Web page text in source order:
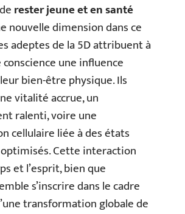
rester jeune et en santé
nouvelle dimension dans ce
adeptes de la 5D attribuent à
une influence
bien-être physique. Ils
vitalité accrue, un
ralenti, voire une
cellulaire liée à des états
Cette interaction
et l’esprit, bien que
s’inscrire dans le cadre
transformation globale de